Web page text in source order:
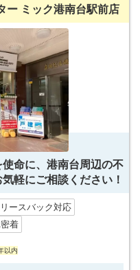
ー ミック港南台駅前店
命に、港南台周辺の不
軽にご相談ください！
リースバック対応
着
以内